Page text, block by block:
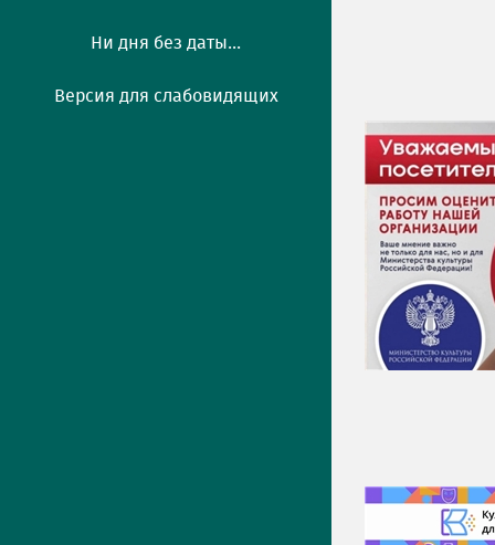
Ни дня без даты...
Версия для слабовидящих